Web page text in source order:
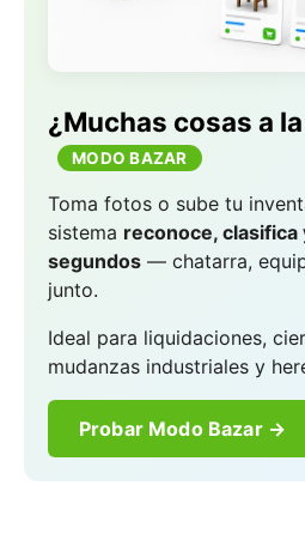
¿Muchas cosas a
MODO BAZAR
Toma fotos o sube tu
sistema reconoce,
segundos — chatarra,
junto.
Ideal para liquidaciones,
mudanzas industriales y
Probar Modo Bazar →